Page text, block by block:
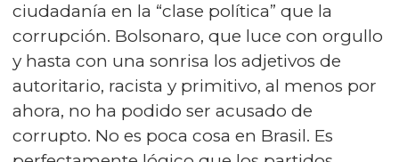
ciudadanía en la “clase política” que la
corrupción. Bolsonaro, que luce con orgullo
y hasta con una sonrisa los adjetivos de
autoritario, racista y primitivo, al menos por
ahora, no ha podido ser acusado de
corrupto. No es poca cosa en Brasil. Es